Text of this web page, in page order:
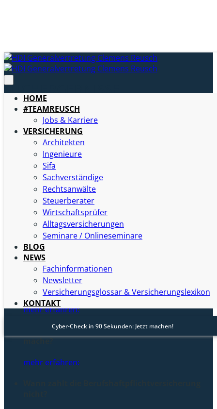
HOME
#TEAMREUSCH
Jobs & Karriere
VERSICHERUNG
Architekten
Ingenieure
Sifa
Sachverständige
Rechtsanwälte
Steuerberater
Wirtschaftsprüfer
Alltagsversicherungen
Seminare / Onlineseminare
BLOG
NEWS
Fachinformationen
Newsletter
Versicherungsglossar & Versicherungslexikon
KONTAKT
Cyber-Check in 90 Sekunden: Jetzt machen!
Welche Versicherung braucht ein Architekt?
mehr erfahren:
Was ist eine Architektenhaftpflichtversicherung?
mehr erfahren:
Wie viel kostet Berufshaftpflichtversicherung für
Architekten?
mehr erfahren:
Was kostet eine Berufshaftpflicht für
Ingenieure?
mehr erfahren:
Wer zahlt wenn ich auf der Arbeit was kaputt
mache?
mehr erfahren: